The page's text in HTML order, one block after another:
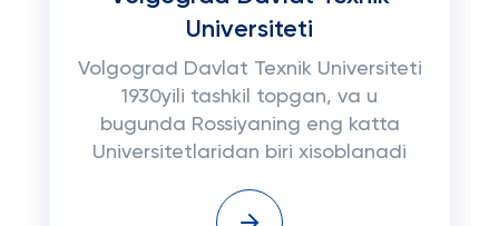
Universiteti
Volgograd Davlat Texnik Universiteti
1930yili tashkil topgan, va u
bugunda Rossiyaning eng katta
Universitetlaridan biri xisoblanadi